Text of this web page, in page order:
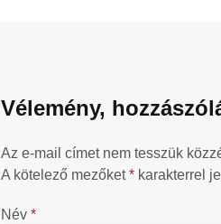
Vélemény,
Az e-mail címet nem tesszük
A kötelező mezőket* karakterrel
Név *